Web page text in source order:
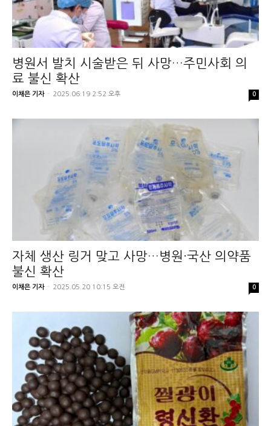
병원서 발치 시술받은 뒤 사망…주민사회 의
료 불신 확산
이채은 기자 - 2025.06.19 2:52 오후 0
자체 생산 링거 맞고 사망…병원·국산 의약품
불신 확산
이채은 기자 - 2025.05.20 10:15 오전 0